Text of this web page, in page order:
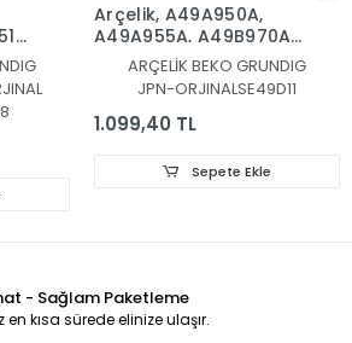
Arçelik, A49A950A,
A49A955A, A49B970A
LED BAR, Beko,
B49B970A, B49A955A,
B49A950A, LED BAR,
Grundig, 49GEU8955B,
49GEU8965B,
49GFU8960B,
05, LM41-00977A,
00978A,
ARÇELİK BEKO GRUNDIG
JPN-ORJINALSE49D11
1.099,40 TL
Sepete Ekle
- Sağlam Paketleme
en kısa sürede elinize ulaşır.